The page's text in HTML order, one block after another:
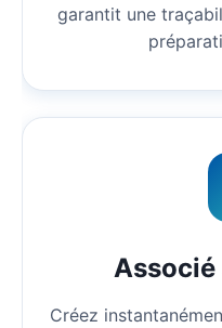
garantit une
Créez